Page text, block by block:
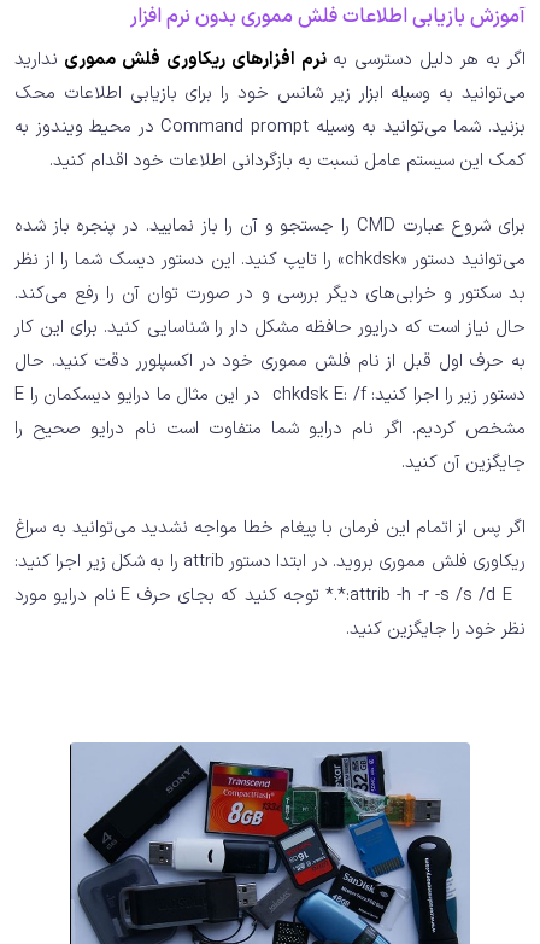
آموزش بازیابی اطلاعات فلش مموری بدون نرم افزار
اگر به هر دلیل دسترسی به نرم افزارهای ریکاوری فلش مموری ندارید
می‌توانید به وسیله ابزار زیر شانس خود را برای بازیابی اطلاعات محک
بزنید. شما می‌توانید به وسیله Command prompt در محیط ویندوز به
کمک این سیستم عامل نسبت به بازگردانی اطلاعات خود اقدام کنید.
برای شروع عبارت CMD را جستجو و آن را باز نمایید. در پنجره باز شده
می‌توانید دستور «chkdsk» را تایپ کنید. این دستور دیسک شما را از نظر
بد سکتور و خرابی‌های دیگر بررسی و در صورت توان آن را رفع می‌کند.
حال نیاز است که درایور حافظه مشکل دار را شناسایی کنید. برای این کار
به حرف اول قبل از نام فلش مموری خود در اکسپلورر دقت کنید. حال
دستور زیر را اجرا کنید: chkdsk E: /f در این مثال ما درایو دیسکمان را E
مشخص کردیم. اگر نام درایو شما متفاوت است نام درایو صحیح را
جایگزین آن کنید.
اگر پس از اتمام این فرمان با پیغام خطا مواجه نشدید می‌توانید به سراغ
ریکاوری فلش مموری بروید. در ابتدا دستور attrib را به شکل زیر اجرا کنید:
attrib -h -r -s /s /d E:*.* توجه کنید که بجای حرف E نام درایو مورد
نظر خود را جایگزین کنید.